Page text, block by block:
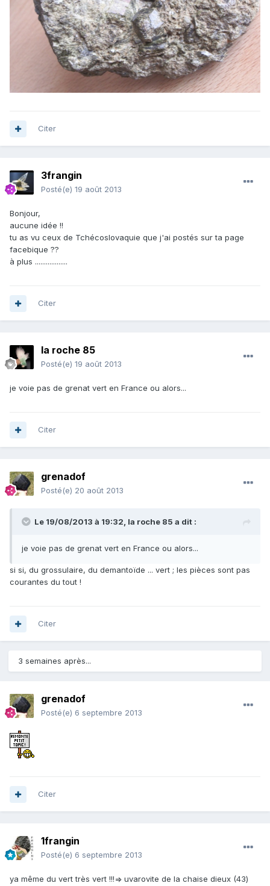
Citer
3frangin
Posté(e) 19 août 2013
Bonjour,
aucune idée !!
tu as vu ceux de Tchécoslovaquie que j'ai postés sur ta page
facebique ??
à plus ..................
Citer
la roche 85
Posté(e) 19 août 2013
je voie pas de grenat vert en France ou alors...
Citer
grenadof
Posté(e) 20 août 2013
Le 19/08/2013 à 19:32, la roche 85 a dit :
je voie pas de grenat vert en France ou alors...
si si, du grossulaire, du demantoïde ... vert ; les pièces sont pas
courantes du tout !
Citer
3 semaines après...
grenadof
Posté(e) 6 septembre 2013
Citer
1frangin
Posté(e) 6 septembre 2013
ya même du vert très vert !!!=> uvarovite de la chaise dieux (43)